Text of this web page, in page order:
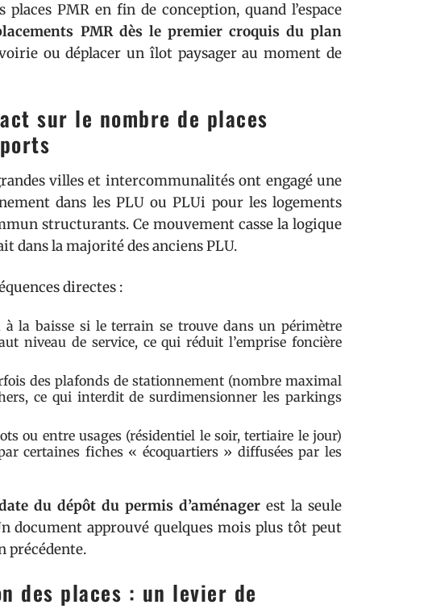
PMR en fin de conception, quand l’espace
PMR dès le premier croquis du plan
ou déplacer un îlot paysager au moment de
sur le nombre de places
villes et intercommunalités ont engagé une
dans les PLU ou PLUi pour les logements
structurants. Ce mouvement casse la logique
dans la majorité des anciens PLU.
directes :
la baisse si le terrain se trouve dans un périmètre
niveau de service, ce qui réduit l’emprise foncière
des plafonds de stationnement (nombre maximal
ce qui interdit de surdimensionner les parkings
ou entre usages (résidentiel le soir, tertiaire le jour)
certaines fiches « écoquartiers » diffusées par les
du dépôt du permis d’aménagerest la seule
document approuvé quelques mois plus tôt peut
précédente.
des places : un levier de